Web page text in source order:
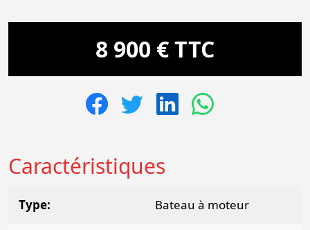
8 900 € TTC
Caractéristiques
Type Bateau à moteur